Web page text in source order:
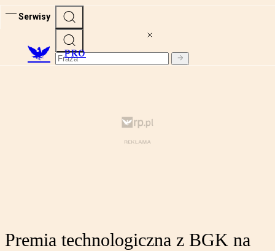
Serwisy
PRO
Premia technologiczna z BGK na